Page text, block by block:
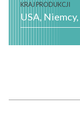
KRAJ PRODUKCJI
USA Niemcy